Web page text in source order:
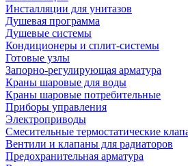
Инсталляции для унитазов
Душевая программа
Душевые системы
Кондиционеры и сплит-системы
Готовые узлы
Запорно-регулирующая арматура
Краны шаровые для воды
Краны шаровые потребительные
Приборы управления
Электроприводы
Смесительные термостатические
Вентили и клапаны для радиаторов
Предохранительная арматура